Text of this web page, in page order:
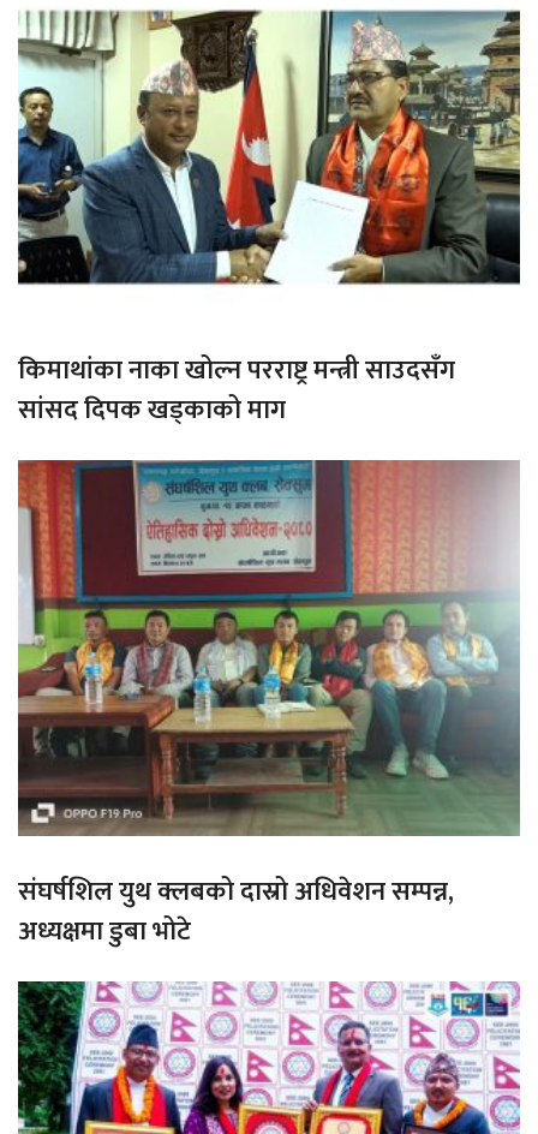
किमाथांका नाका खोल्न परराष्ट्र मन्त्री साउदसँग
सांसद दिपक खड्काको माग
संघर्षशिल युथ क्लबको दास्रो अधिवेशन सम्पन्न,
अध्यक्षमा डुबा भोटे